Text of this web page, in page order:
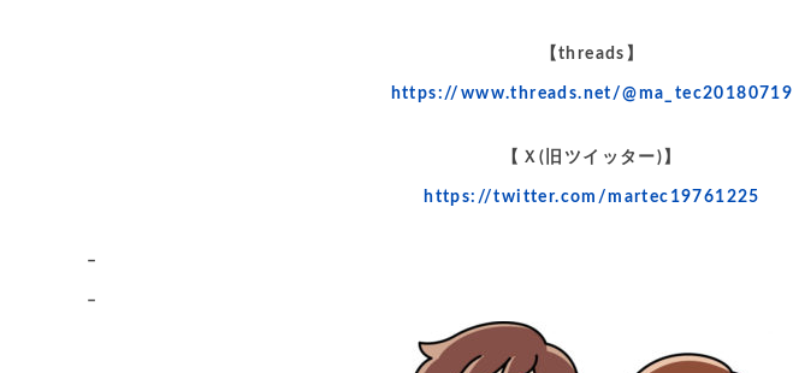
【threads】
https://www.threads.net/@ma_tec20180719
【Ｘ(旧ツイッター)】
https://twitter.com/martec19761225
–
–